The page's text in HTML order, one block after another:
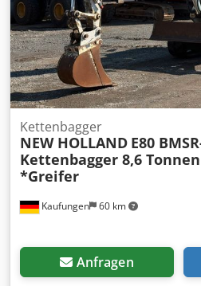
Kaufungen 60 km
Kettenbagger
NEW HOLLAND E80
Kettenbagger 8,6 Tonnen
*Greifer
Anfragen